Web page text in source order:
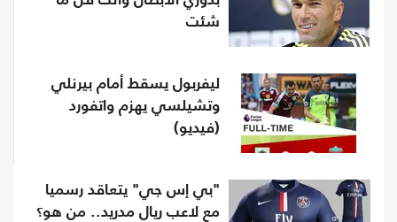
شئت
ليفربول يسقط أمام بيرنلي
وتشيلسي يهزم واتفورد
(فيديو)
"بي إس جي" يتعاقد رسميا
مع لاعب ريال مدريد.. من هو؟